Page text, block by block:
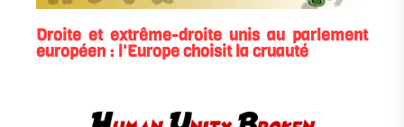
Droite et extrême-droite unis au parlement
européen : l'Europe choisit la cruauté